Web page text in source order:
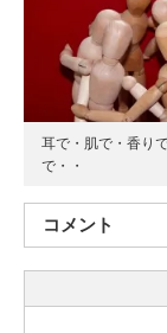
耳で・肌で・香り
で・・
コメント